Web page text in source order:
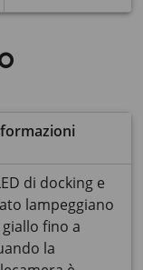
di docking e
lampeggiano
fino a
la